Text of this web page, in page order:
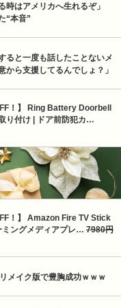
時はアメリカへ生れるぞ」
“本音”
ると一度も話したことないメ
ら支援してるんでしょ？」
！】 Ring Battery Doorbell
り付け | ドア前防犯カ…
！】 Amazon Fire TV Stick
ミングメディアプレ… 7980円
メイク版で豊胸成功ｗｗｗ